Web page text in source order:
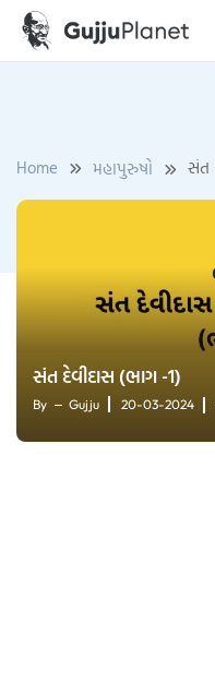
Skip
Home મહાપુરુષો
સંત દેવીદાસ (ભાગ -1)
By Gujju 20-03-2024